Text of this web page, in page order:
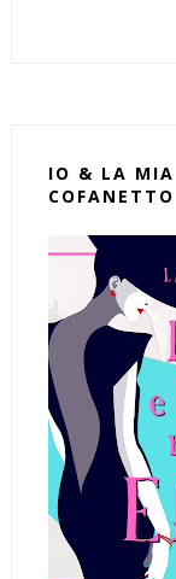
IO & LA MIA
COFANETTO